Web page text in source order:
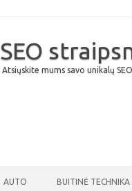
SEO
Atsiųskite mums savo unikalų
AUTO BUITINĖ TECHNIKA